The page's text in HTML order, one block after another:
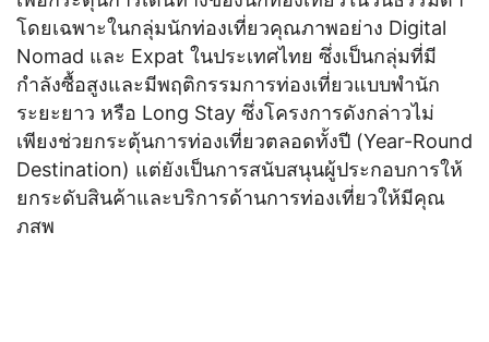
โดยเฉพาะในกลุ่มนักท่องเที่ยวคุณภาพอย่าง Digital
Nomad และ Expat ในประเทศไทย ซึ่งเป็นกลุ่มที่มี
กำลังซื้อสูงและมีพฤติกรรมการท่องเที่ยวแบบพำนัก
ระยะยาว หรือ Long Stay ซึ่งโครงการดังกล่าวไม่
เพียงช่วยกระตุ้นการท่องเที่ยวตลอดทั้งปี (Year-Round
Destination) แต่ยังเป็นการสนับสนุนผู้ประกอบการให้
ยกระดับสินค้าและบริการด้านการท่องเที่ยวให้มีคุณ
ภสพ